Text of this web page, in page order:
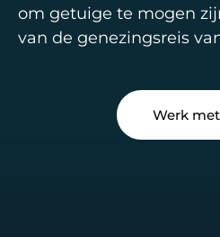
om getuige te mogen
van de genezingsreis
Werk